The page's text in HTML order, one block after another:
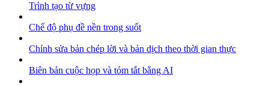
Trình tạo từ vựng
Chế độ phụ đề nền trong suốt
Chỉnh sửa bản chép lời và bản dịch theo thời gian thực
Biên bản cuộc họp và tóm tắt bằng AI